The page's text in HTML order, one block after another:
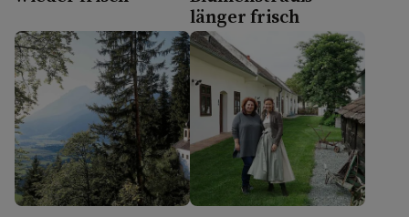
länger frisch